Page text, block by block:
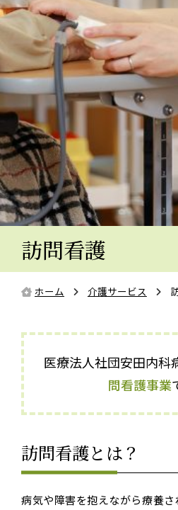
訪問看護
ホーム 介護サービス
医療法人社団安田内科
問看護事業
訪問看護とは？
病気や障害を抱えながら療養